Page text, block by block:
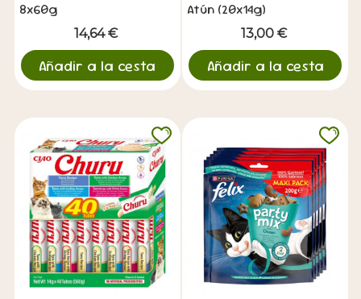
8x60g
14,64 €
Añadir a la cesta
Atún (20x14g)
13,00 €
Añadir a la cesta